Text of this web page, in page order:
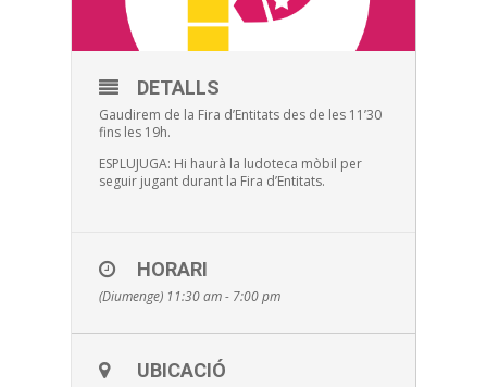
DETALLS
Gaudirem de la Fira d’Entitats des de les 11’30
fins les 19h.
ESPLUJUGA: Hi haurà la ludoteca mòbil per
seguir jugant durant la Fira d’Entitats.
HORARI
(Diumenge) 11:30 am - 7:00 pm
UBICACIÓ